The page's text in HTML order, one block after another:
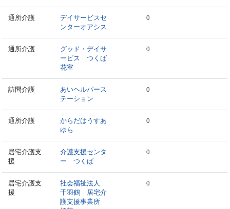
通所介護
デイサービスセ
ンターオアシス
0
通所介護
グッド・デイサ
ービス つくば
花室
0
訪問介護
あいヘルパース
テーション
0
通所介護
からだはうすあ
ゆら
0
居宅介護支
援
介護支援センタ
ー つくば
0
居宅介護支
援
社会福祉法人
千羽鶴 居宅介
護支援事業所
0